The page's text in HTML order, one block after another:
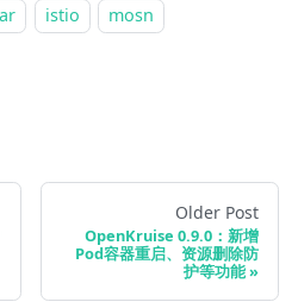
istio
mosn
Older Post
OpenKruise 0.9.0：新增
Pod容器重启、资源删除防
护等功能